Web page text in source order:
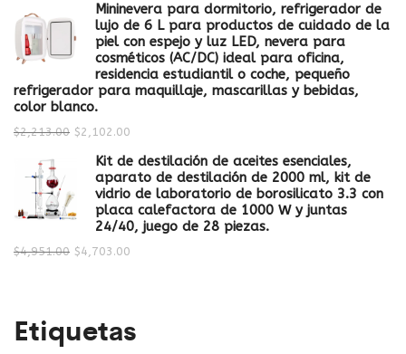
Mininevera para dormitorio, refrigerador de
lujo de 6 L para productos de cuidado de la
piel con espejo y luz LED, nevera para
cosméticos (AC/DC) ideal para oficina,
residencia estudiantil o coche, pequeño
refrigerador para maquillaje, mascarillas y bebidas,
color blanco.
$2,213.00 $2,102.00
Kit de destilación de aceites esenciales,
aparato de destilación de 2000 ml, kit de
vidrio de laboratorio de borosilicato 3.3 con
placa calefactora de 1000 W y juntas
24/40, juego de 28 piezas.
$4,951.00 $4,703.00
Etiquetas